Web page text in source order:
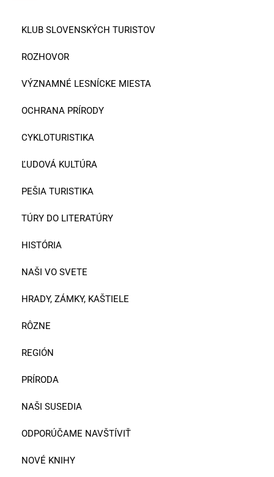
KLUB SLOVENSKÝCH TURISTOV
ROZHOVOR
VÝZNAMNÉ LESNÍCKE MIESTA
OCHRANA PRÍRODY
CYKLOTURISTIKA
ĽUDOVÁ KULTÚRA
PEŠIA TURISTIKA
TÚRY DO LITERATÚRY
HISTÓRIA
NAŠI VO SVETE
HRADY, ZÁMKY, KAŠTIELE
RÔZNE
REGIÓN
PRÍRODA
NAŠI SUSEDIA
ODPORÚČAME NAVŠTÍVIŤ
NOVÉ KNIHY